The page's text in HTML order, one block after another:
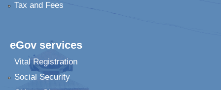
Tax and Fees
eGov services
Vital Registration
Social Security